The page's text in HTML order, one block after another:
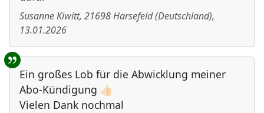
Susanne Kiwitt, 21698Harsefeld(Deutschland),
13.01.2026
Ein großes Lob für die Abwicklung meiner
Abo-Kündigung 👍🏻
Vielen Dank nochmal